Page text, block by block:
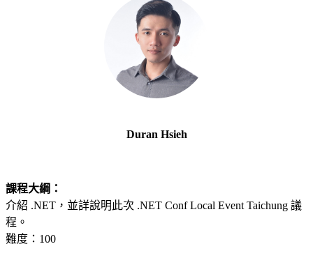
Duran Hsieh
課程大綱：
介紹 .NET，並詳說明此次 .NET Conf Local Event Taichung 議
程。
難度：100